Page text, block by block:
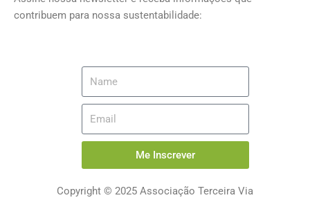
contribuem para nossa sustentabilidade:
Me Inscrever
Copyright © 2025 Associação Terceira Via